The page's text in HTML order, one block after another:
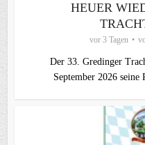
HEUER
vor 3 Tagen
Der 33. Gredinger
September 2026